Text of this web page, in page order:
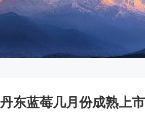
丹东蓝莓几月份成熟上市